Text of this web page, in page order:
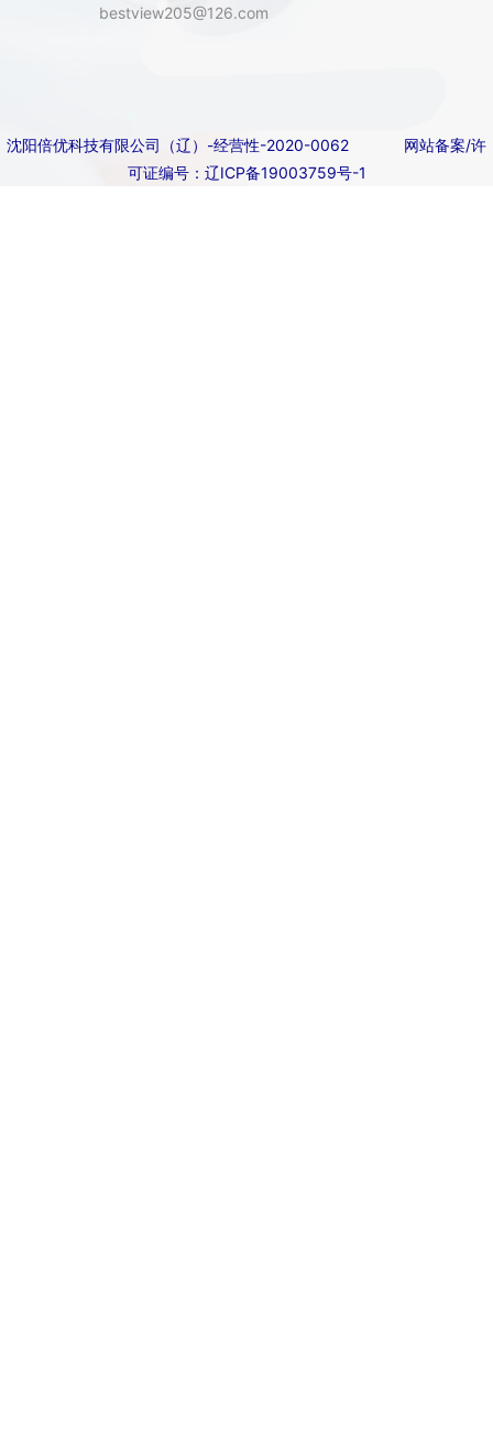
bestview205@126.com
沈阳倍优科技有限公司（辽）-经营性-2020-0062
网站备案/许
可证编号：辽ICP备19003759号-1